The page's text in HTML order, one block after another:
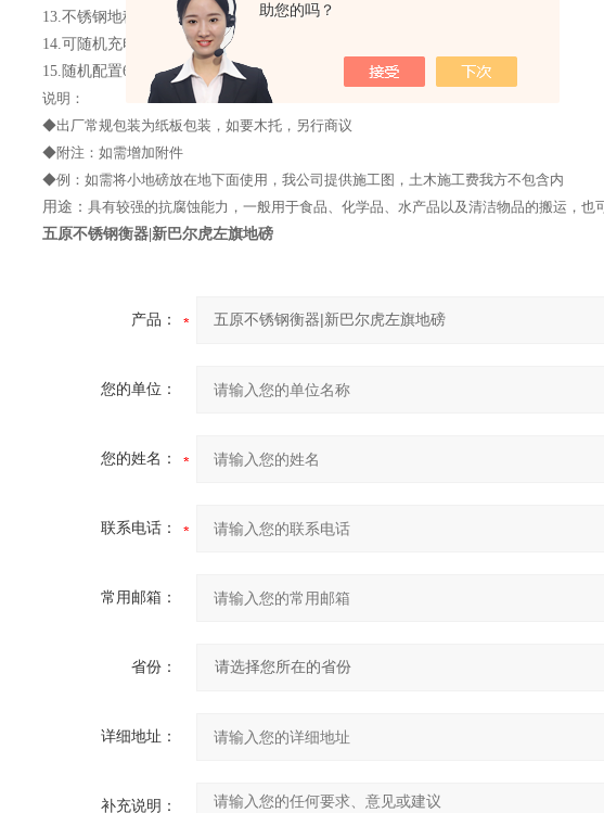
助您的吗？
13.不锈钢地秤仪表具有多种背光模式可选择；
14.可随机充电；具有欠压指示及保护装置；
15.随机配置6V/4AH免维护蓄电池。
说明：
◆出厂常规包装为纸板包装，如要木托，另行商议
◆附注：如需增加附件
◆例：如需将小地磅放在地下面使用，我公司提供施工图，土木施工费我方不包含内
用途： 具有较强的抗腐蚀能力，一般用于食品、化学品、水产品以及清洁物品的搬运，也
五原不锈钢衡器|新巴尔虎左旗地磅
产品：
您的单位：
您的姓名：
联系电话：
常用邮箱：
省份：
详细地址：
补充说明：